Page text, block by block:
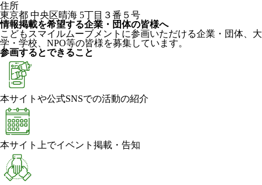
住所
東京都 中央区晴海 5丁目３番５号
情報掲載を希望する企業・団体の皆様へ
こどもスマイルムーブメントに参画いただける企業・団体、大
学・学校、NPO等の皆様を募集しています。
参画するとできること
本サイトや公式SNSでの活動の紹介
本サイト上でイベント掲載・告知